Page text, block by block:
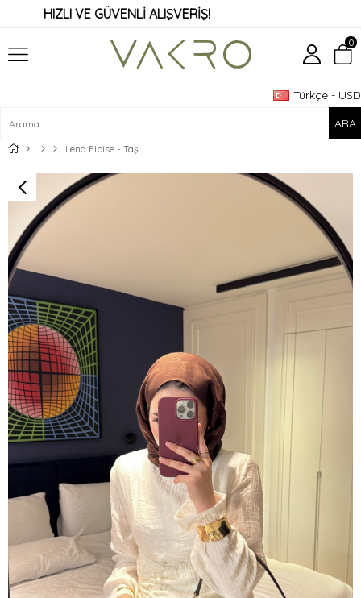
HIZLI VE GÜVENLİ ALIŞVERİŞ!
Türkçe - USD
0
Lena Elbise - Taş